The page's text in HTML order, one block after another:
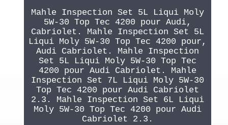
Mahle Inspection Set 5L Liqui Moly
5W-30 Top Tec 4200 pour Audi,
Cabriolet. Mahle Inspection Set 5L
Liqui Moly 5W-30 Top Tec 4200 pour,
Audi Cabriolet. Mahle Inspection
Set 5L Liqui Moly 5W-30 Top Tec
4200 pour Audi Cabriolet. Mahle
Inspection Set 7L Liqui Moly 5W-30
Top Tec 4200 pour Audi Cabriolet
2.3. Mahle Inspection Set 6L Liqui
Moly 5W-30 Top Tec 4200 pour Audi
Cabriolet 2.3.